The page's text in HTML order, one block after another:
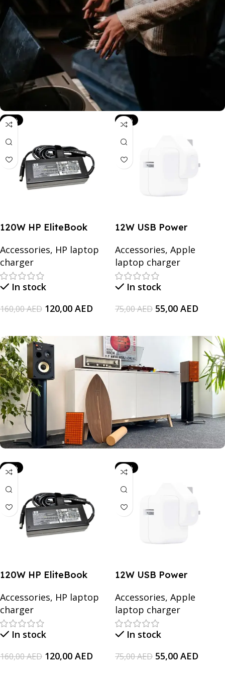
-25%
120W HP EliteBook
17-j005ea, Envy 15-
1000, 18.5V/6.5A
Laptop Adapter
Accessories, HP laptop
charger
In stock
160,00AED 120,00 AED
-27%
12W USB Power
Mobile Phones and Tabs
Accessories, Apple
laptop charger
In stock
75,00AED 55,00 AED
-25%
120W HP EliteBook
17-j005ea, Envy 15-
1000, 18.5V/6.5A
Laptop Adapter
Accessories, HP laptop
charger
In stock
160,00AED 120,00 AED
-27%
12W USB Power
Mobile Phones and Tabs
Accessories, Apple
laptop charger
In stock
75,00AED 55,00 AED